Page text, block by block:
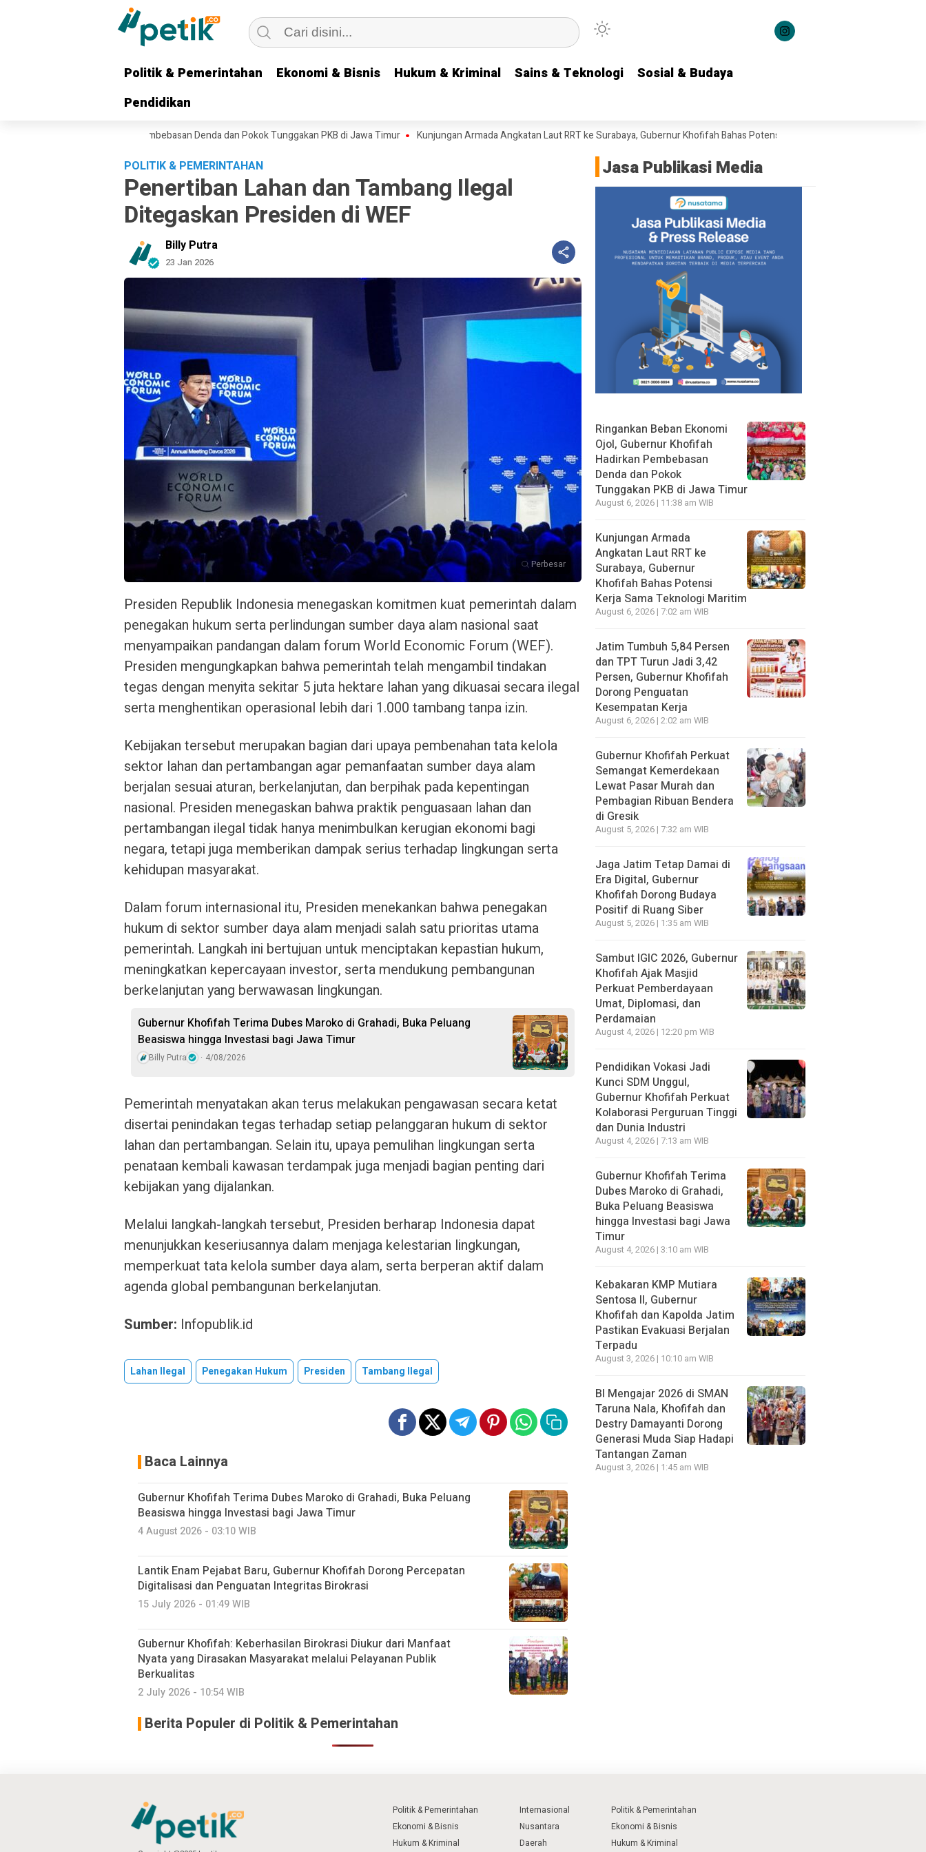
Politik & Pemerintahan Ekonomi & Bisnis Hukum & Kriminal Sains & Teknologi
Sosial & Budaya
Pendidikan
Politik & Pemerintahan Ekonomi & Bisnis Hukum & Kriminal Sains & Teknologi
Sosial & Budaya
Pendidikan
Khofifah Hadirkan Pembebasan Denda dan Pokok Tunggakan PKB di Jawa Timur Kunjungan Armada Angkatan Laut RRT ke Surabaya, Gubernur Khofifah Bahas Potensi Kerja Sama Teknologi Maritim
POLITIK & PEMERINTAHAN
Penertiban Lahan dan Tambang Ilegal
Ditegaskan Presiden di WEF
Billy Putra
23 Jan 2026
Perbesar
Presiden Republik Indonesia menegaskan komitmen kuat pemerintah dalam
penegakan hukum serta perlindungan sumber daya alam nasional saat
menyampaikan pandangan dalam forum World Economic Forum (WEF).
Presiden mengungkapkan bahwa pemerintah telah mengambil tindakan
tegas dengan menyita sekitar 5 juta hektare lahan yang dikuasai secara ilegal
serta menghentikan operasional lebih dari 1.000 tambang tanpa izin.
Kebijakan tersebut merupakan bagian dari upaya pembenahan tata kelola
sektor lahan dan pertambangan agar pemanfaatan sumber daya alam
berjalan sesuai aturan, berkelanjutan, dan berpihak pada kepentingan
nasional. Presiden menegaskan bahwa praktik penguasaan lahan dan
pertambangan ilegal tidak hanya menimbulkan kerugian ekonomi bagi
negara, tetapi juga memberikan dampak serius terhadap lingkungan serta
kehidupan masyarakat.
Dalam forum internasional itu, Presiden menekankan bahwa penegakan
hukum di sektor sumber daya alam menjadi salah satu prioritas utama
pemerintah. Langkah ini bertujuan untuk menciptakan kepastian hukum,
meningkatkan kepercayaan investor, serta mendukung pembangunan
berkelanjutan yang berwawasan lingkungan.
Gubernur Khofifah Terima Dubes Maroko di Grahadi, Buka Peluang
Beasiswa hingga Investasi bagi Jawa Timur
Billy Putra 4/08/2026
Pemerintah menyatakan akan terus melakukan pengawasan secara ketat
disertai penindakan tegas terhadap setiap pelanggaran hukum di sektor
lahan dan pertambangan. Selain itu, upaya pemulihan lingkungan serta
penataan kembali kawasan terdampak juga menjadi bagian penting dari
kebijakan yang dijalankan.
Melalui langkah-langkah tersebut, Presiden berharap Indonesia dapat
menunjukkan keseriusannya dalam menjaga kelestarian lingkungan,
memperkuat tata kelola sumber daya alam, serta berperan aktif dalam
agenda global pembangunan berkelanjutan.
Sumber: Infopublik.id
Lahan Ilegal Penegakan Hukum Presiden Tambang Ilegal
Baca Lainnya
Gubernur Khofifah Terima Dubes Maroko di Grahadi, Buka Peluang
Beasiswa hingga Investasi bagi Jawa Timur
4 August 2026 - 03:10 WIB
Lantik Enam Pejabat Baru, Gubernur Khofifah Dorong Percepatan
Digitalisasi dan Penguatan Integritas Birokrasi
15 July 2026 - 01:49 WIB
Gubernur Khofifah: Keberhasilan Birokrasi Diukur dari Manfaat
Nyata yang Dirasakan Masyarakat melalui Pelayanan Publik
Berkualitas
2 July 2026 - 10:54 WIB
Berita Populer di Politik & Pemerintahan
Jasa Publikasi Media
Ringankan Beban Ekonomi
Ojol, Gubernur Khofifah
Hadirkan Pembebasan
Denda dan Pokok
Tunggakan PKB di Jawa Timur
August 6, 2026 | 11:38 am WIB
Kunjungan Armada
Angkatan Laut RRT ke
Surabaya, Gubernur
Khofifah Bahas Potensi
Kerja Sama Teknologi Maritim
August 6, 2026 | 7:02 am WIB
Jatim Tumbuh 5,84 Persen
dan TPT Turun Jadi 3,42
Persen, Gubernur Khofifah
Dorong Penguatan
Kesempatan Kerja
August 6, 2026 | 2:02 am WIB
Gubernur Khofifah Perkuat
Semangat Kemerdekaan
Lewat Pasar Murah dan
Pembagian Ribuan Bendera
di Gresik
August 5, 2026 | 7:32 am WIB
Jaga Jatim Tetap Damai di
Era Digital, Gubernur
Khofifah Dorong Budaya
Positif di Ruang Siber
August 5, 2026 | 1:35 am WIB
Sambut IGIC 2026, Gubernur
Khofifah Ajak Masjid
Perkuat Pemberdayaan
Umat, Diplomasi, dan
Perdamaian
August 4, 2026 | 12:20 pm WIB
Pendidikan Vokasi Jadi
Kunci SDM Unggul,
Gubernur Khofifah Perkuat
Kolaborasi Perguruan Tinggi
dan Dunia Industri
August 4, 2026 | 7:13 am WIB
Gubernur Khofifah Terima
Dubes Maroko di Grahadi,
Buka Peluang Beasiswa
hingga Investasi bagi Jawa
Timur
August 4, 2026 | 3:10 am WIB
Kebakaran KMP Mutiara
Sentosa II, Gubernur
Khofifah dan Kapolda Jatim
Pastikan Evakuasi Berjalan
Terpadu
August 3, 2026 | 10:10 am WIB
BI Mengajar 2026 di SMAN
Taruna Nala, Khofifah dan
Destry Damayanti Dorong
Generasi Muda Siap Hadapi
Tantangan Zaman
August 3, 2026 | 1:45 am WIB
Politik & Pemerintahan
Ekonomi & Bisnis
Hukum & Kriminal
Internasional
Nusantara
Daerah
Politik & Pemerintahan
Ekonomi & Bisnis
Hukum & Kriminal